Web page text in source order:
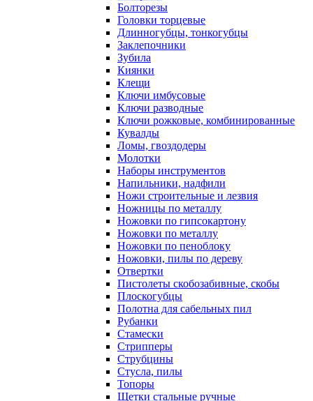
Болторезы
Головки торцевые
Длинногубцы, тонкогубцы
Заклепочники
Зубила
Киянки
Клещи
Ключи имбусовые
Ключи разводные
Ключи рожковые, комбинированные
Кувалды
Ломы, гвоздодеры
Молотки
Наборы инструментов
Напильники, надфили
Ножи строительные и лезвия
Ножницы по металлу
Ножовки по гипсокартону
Ножовки по металлу
Ножовки по пеноблоку
Ножовки, пилы по дереву
Отвертки
Пистолеты скобозабивные, скобы
Плоскогубцы
Полотна для сабельных пил
Рубанки
Стамески
Стрипперы
Струбцины
Стусла, пилы
Топоры
Щетки стальные ручные